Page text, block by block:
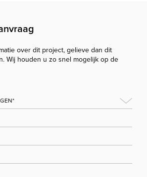
over dit project, gelieve dan dit
Wij houden u zo snel mogelijk op de